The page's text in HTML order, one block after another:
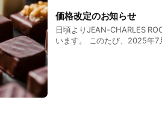
価格改定のお知らせ
日頃よりJEAN-CHARLES
います。 このたび、2025年7月1日(火)より一部商品の価格改定を実施させて